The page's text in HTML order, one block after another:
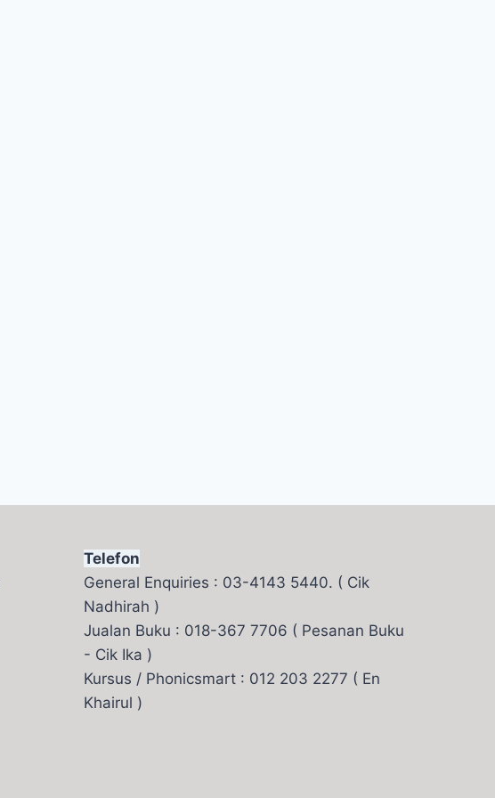
Telefon
General Enquiries : 03-4143 5440. ( Cik
Nadhirah )
Jualan Buku : 018-367 7706 ( Pesanan Buku
- Cik Ika )
Kursus / Phonicsmart : 012 203 2277 ( En
Khairul )